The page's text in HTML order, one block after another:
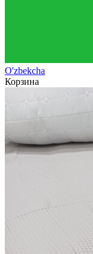
O'zbekcha
Корзина